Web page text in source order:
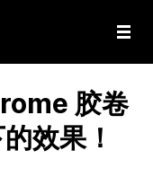
胶卷
效果！